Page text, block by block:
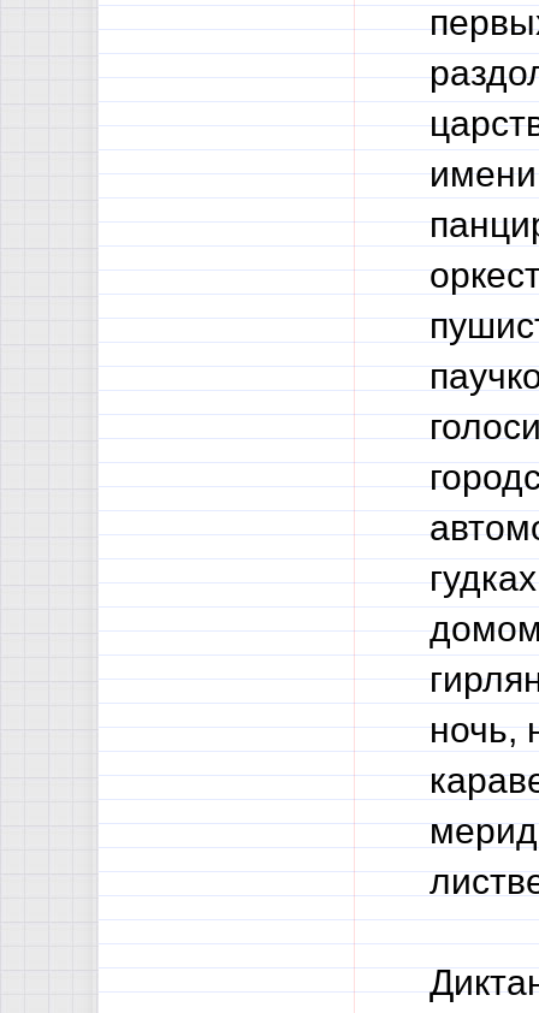
ночь,